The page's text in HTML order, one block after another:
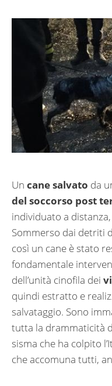
Un cane salvato da
del soccorso post
individuato a
Sommerso dai detriti
così un cane è stato
fondamentale
dell’unità cinofila dei
quindi estratto e
salvataggio. Sono
tutta la drammaticità
sisma che ha colpito
che accomuna tutti,